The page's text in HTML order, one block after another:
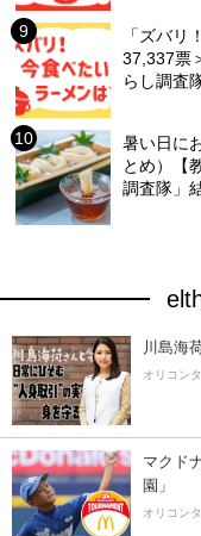
「ズバリ
37,337票
らし調査
暑い日に
とめ）【
調査隊」
川島海
オリコン
マクド
園」
オリコン